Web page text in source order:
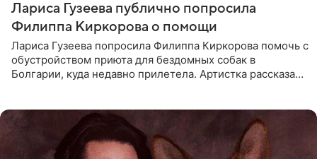
Лариса Гузеева публично попросила
Филиппа Киркорова о помощи
Лариса Гузеева попросила Филиппа Киркорова помочь с
обустройством приюта для бездомных собак в
Болгарии, куда недавно прилетела. Артистка рассказала